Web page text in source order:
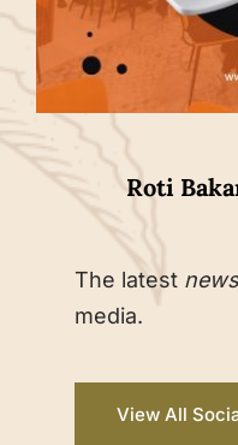
The latest
media.
View All
Roti